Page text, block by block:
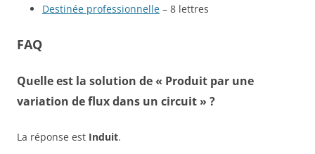
Destinée professionnelle – 8 lettres
FAQ
Quelle est la solution de « Produit par une
variation de flux dans un circuit » ?
La réponse est Induit.